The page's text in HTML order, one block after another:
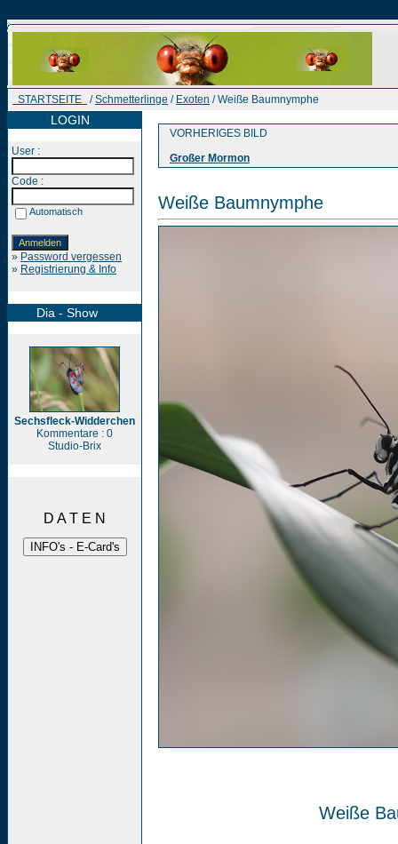
STARTSEITE /Schmetterlinge / Exoten / Weiße Baumnymphe
LOGIN
User :
Code :
Automatisch
» Password vergessen
» Registrierung & Info
Dia - Show
Sechsfleck-Widderchen
Kommentare : 0
Studio-Brix
D A T E N
VORHERIGES BILD
Großer Mormon
Weiße Baumnymphe
Weiße